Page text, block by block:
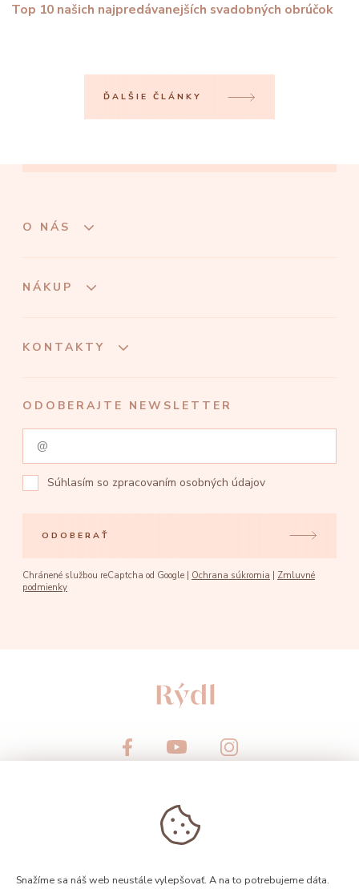
Top 10 našich najpredávanejších svadobných obrúčok
ĎALŠIE ČLÁNKY
O NÁS
NÁKUP
KONTAKTY
ODOBERAJTE NEWSLETTER
Súhlasím so zpracovaním osobných údajov
ODOBERAŤ
Chránené službou reCaptcha od Google | Ochrana súkromia | Zmluvné
podmienky
© 2026, Rýdl
Snažíme sa náš web neustále vylepšovať. A na to potrebujeme dáta.